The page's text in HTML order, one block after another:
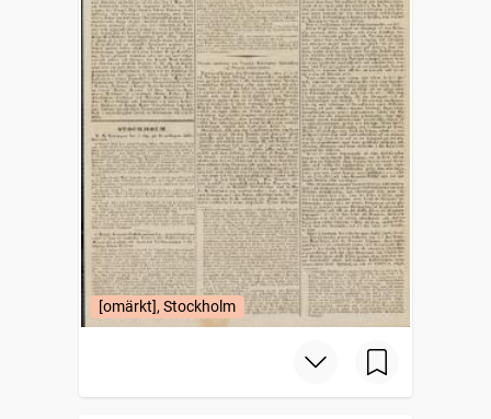
[omärkt], Stockholm